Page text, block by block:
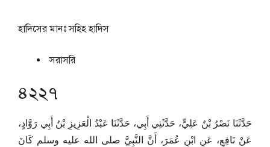
হাদিসের মানঃসহিহ হাদিস
সরাসরি
৪২২৭
حَدَّثَنَا نَصْرُ بْنُ عَلِيٍّ، حَدَّثَنِي أَبِي، حَدَّثَنَا عَبْدُ الْعَزِيزِ بْنُ أَبِي رَوَّادٍ،
عَنْ نَافِعٍ، عَنِ ابْنِ عُمَرَ، أَنَّ النَّبِيَّ صلى الله عليه وسلم كَانَ